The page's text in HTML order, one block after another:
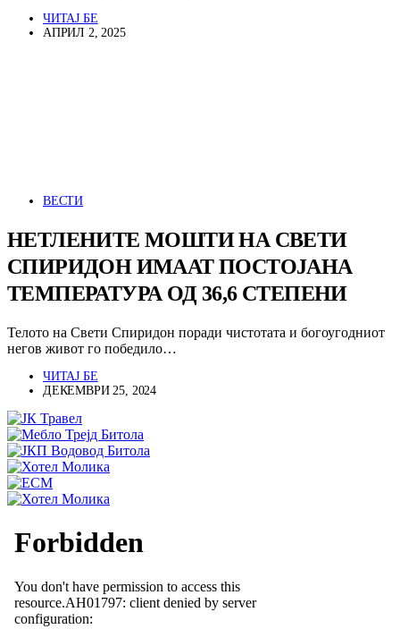
ЧИТАЈ БЕ
АПРИЛ 2, 2025
ВЕСТИ
НЕТЛЕНИТЕ МОШТИ НА СВЕТИ
СПИРИДОН ИМААТ ПОСТОЈАНА
ТЕМПЕРАТУРА ОД 36,6 СТЕПЕНИ
Телото на Свети Спиридон поради чистотата и богоугодниот
негов живот го победило…
ЧИТАЈ БЕ
ДЕКЕМВРИ 25, 2024